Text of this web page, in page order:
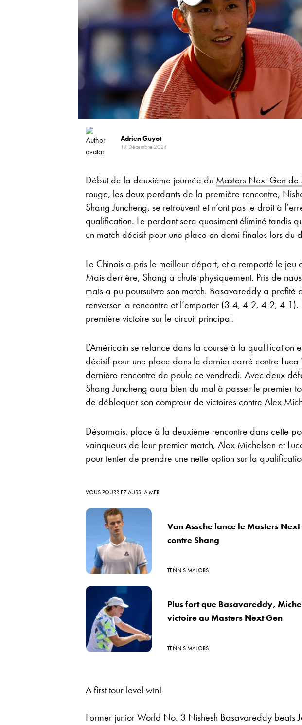
Adrien Guyot
19 Décembre 2024
Début de la deuxième journée du Masters Next Gen de
rouge, les deux perdants de la première rencontre,
Shang Juncheng, se retrouvent et n’ont pas le droit à
qualification. Le perdant sera quasiment éliminé tandis
un match décisif pour une place en demi-finales lors du
Le Chinois a pris le meilleur départ, et a remporté le jeu
Mais derrière, Shang a chuté physiquement. Pris de
mais a pu poursuivre son match. Basavareddy a profité
renverser la rencontre et l’emporter (3-4, 4-2, 4-2, 4-1).
première victoire sur le circuit principal.
L’Américain se relance dans la course à la qualification
décisif pour une place dans le dernier carré contre Luca
dernière rencontre de poule ce vendredi. Avec deux
Shang Juncheng aura bien du mal à passer le premier
de débloquer son compteur de victoires contre Alex
Désormais, place à la deuxième rencontre dans cette
vainqueurs de leur premier match, Alex Michelsen et
pour tenter de prendre une nette option sur la
VOUS POURRIEZ AUSSI AIMER
Van Assche lance le Masters
contre Shang
TENNIS MAJORS
Plus fort que Basavareddy,
victoire au Masters Next Gen
TENNIS MAJORS
A first tour-level win!
Former junior World No. 3 Nishesh Basavareddy beats